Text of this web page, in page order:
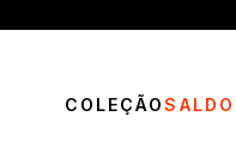
COLEÇÃOSALDO